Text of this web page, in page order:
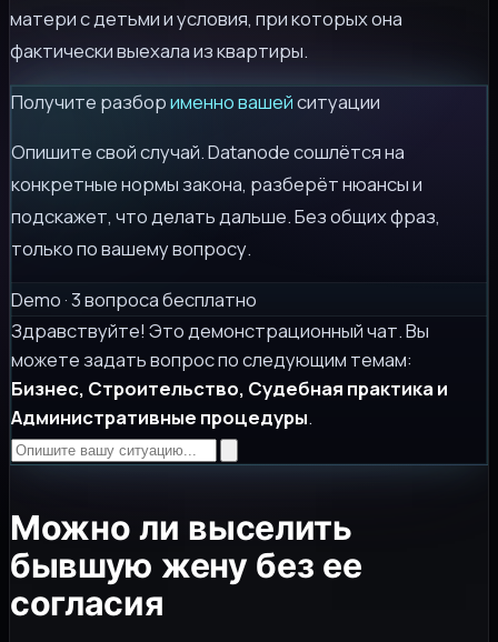
матери с детьми и условия, при которых она
фактически выехала из квартиры.
Получите разборименно вашейситуации
Опишите свой случай. Datanode сошлётся на
конкретные нормы закона, разберёт нюансы и
подскажет, что делать дальше. Без общих фраз,
только по вашему вопросу.
Demo · 3 вопроса бесплатно
Здравствуйте! Это демонстрационный чат. Вы
можете задать вопрос по следующим темам:
Бизнес, Строительство, Судебная практика и
Административные процедуры.
Можно ли выселить
бывшую жену без ее
согласия